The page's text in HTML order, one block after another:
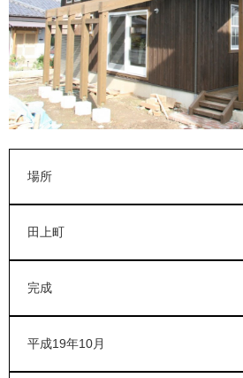
場所
田上町
完成
平成19年10月